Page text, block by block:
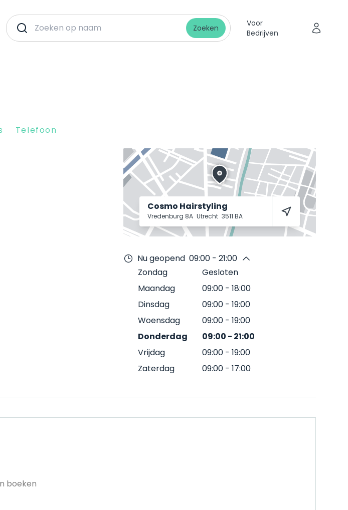
Zoeken
Voor
Bedrijven
Telefoon
Cosmo Hairstyling
Vredenburg 8A Utrecht 3511 BA
Nu geopend 09:00 - 21:00
Zondag
Gesloten
Maandag
09:00 - 18:00
Dinsdag
09:00 - 19:00
Woensdag
09:00 - 19:00
Donderdag
09:00 - 21:00
Vrijdag
09:00 - 19:00
Zaterdag
09:00 - 17:00
boeken